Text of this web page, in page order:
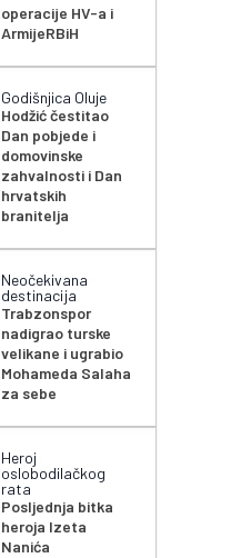
operacije HV-a i
ArmijeRBiH
Godišnjica Oluje
Hodžić čestitao
Dan pobjede i
domovinske
zahvalnosti i Dan
hrvatskih
branitelja
Neočekivana
destinacija
Trabzonspor
nadigrao turske
velikane i ugrabio
Mohameda Salaha
za sebe
Heroj
oslobodilačkog
rata
Posljednja bitka
heroja Izeta
Nanića